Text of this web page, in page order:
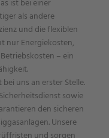
als andere
und die flexiblen
nur Energiekosten,
– ein
uns an erster Stelle.
sowie
den sicheren
Unsere